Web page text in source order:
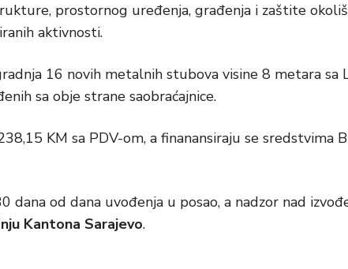
prostornog uređenja, građenja i zaštite
aktivnosti.
16 novih metalnih stubova visine 8 metara sa
sa obje strane saobraćajnice.
KM sa PDV-om, a finanansiraju se sredstvima
dana od dana uvođenja u posao, a nadzor nad
Kantona Sarajevo.